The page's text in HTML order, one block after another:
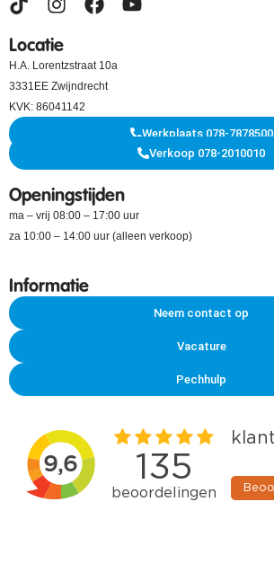
Locatie
H.A. Lorentzstraat 10a
3331EE Zwijndrecht
KVK: 86041142
Werkplaats 078-7878500
Verkoop 078-2010010
Openingstijden
ma – vrij 08:00 – 17:00 uur
za 10:00 – 14:00 uur (alleen verkoop)
Informatie
Neem contact op
Vacature
Pechhulp